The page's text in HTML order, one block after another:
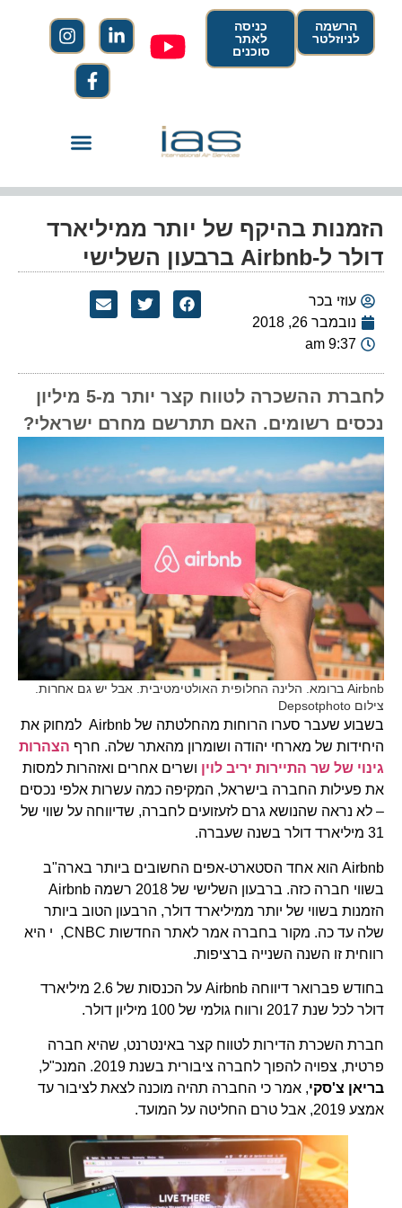
הרשמה
לניוזלטר
כניסה
לאתר
סוכנים
הזמנות בהיקף של יותר ממיליארד
דולר ל-Airbnb ברבעון השלישי
עוזי בכר
נובמבר 26, 2018
9:37 am
לחברת ההשכרה לטווח קצר יותר מ-5 מיליון
נכסים רשומים. האם תתרשם מחרם ישראלי?
Airbnb ברומא. הלינה החלופית האולטימטיבית. אבל יש גם אחרות.
צילום Depsotphoto
בשבוע שעבר סערו הרוחות מהחלטתה של Airbnb למחוק את
היחידות של מארחי יהודה ושומרון מהאתר שלה. חרףהצהרות
גינוי של שר התיירות יריב לויןושרים אחרים ואזהרות למסות
את פעילות החברה בישראל, המקיפה כמה עשרות אלפי נכסים
– לא נראה שהנושא גרם לזעזועים לחברה, שדיווחה על שווי של
Airbnb הוא אחד הסטארט-אפים החשובים ביותר בארה"ב
בשווי חברה כזה. ברבעון השלישי של 2018 רשמה Airbnb
הזמנות בשווי של יותר ממיליארד דולר, הרבעון הטוב ביותר
שלה עד כה. מקור בחברה אמר לאתר החדשות CNBC, י היא
רווחית זו השנה השנייה ברציפות.
בחודש פברואר דיווחה Airbnb על הכנסות של 2.6 מיליארד
דולר לכל שנת 2017 ורווח גולמי של 100 מיליון דולר.
חברת השכרת הדירות לטווח קצר באינטרנט, שהיא חברה
פרטית, צפויה להפוך לחברה ציבורית בשנת 2019. המנכ"ל,
בריאן צ'סקי, אמר כי החברה תהיה מוכנה לצאת לציבור עד
אמצע 2019, אבל טרם החליטה על המועד.